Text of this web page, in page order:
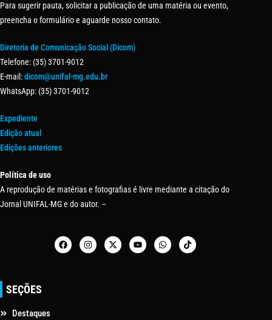
Para sugerir pauta, solicitar a publicação de uma matéria ou evento,
preencha o formulário e aguarde nosso contato.
Diretoria de Comunicação Social (Dicom)
Telefone: (35) 3701-9012
E-mail:dicom@unifal-mg.edu.br
WhatsApp: (35) 3701-9012
Expediente
Edição atual
Edições anteriores
Política de uso
A reprodução de matérias e fotografias é livre mediante a citação do
Jornal UNIFAL-MG e do autor. –
SEÇÕES
Destaques